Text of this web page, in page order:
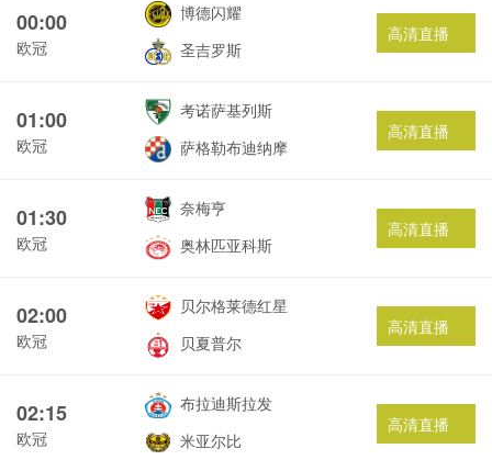
00:00
欧冠
博德闪耀
圣吉罗斯
高清直播
01:00
欧冠
考诺萨基列斯
萨格勒布迪纳摩
高清直播
01:30
欧冠
奈梅亨
奥林匹亚科斯
高清直播
02:00
欧冠
贝尔格莱德红星
贝夏普尔
高清直播
02:15
欧冠
布拉迪斯拉发
米亚尔比
高清直播